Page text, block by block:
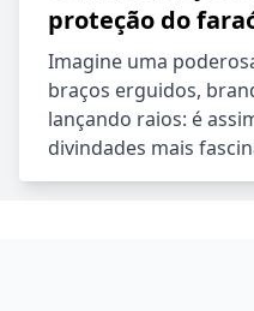
proteção do
Imagine uma
braços erguidos,
lançando raios: é
divindades mais